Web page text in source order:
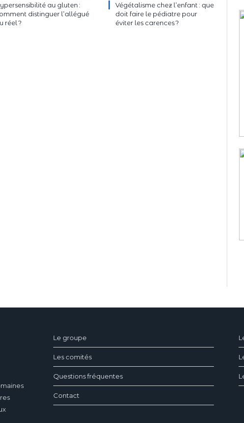
au gluten :
distinguer l’allégué
réel ?
Végétalisme chez l’enfant : que
doit faire le pédiatre pour
éviter les carences ?
Le groupe
Les comités
Questions fréquentes
Contact